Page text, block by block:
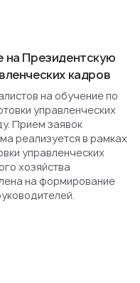
Президентскую
кадров
на обучение по
управленческих
Прием заявок
реализуется в рамках
управленческих
хозяйства
на формирование